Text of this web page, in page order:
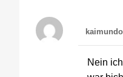
kaimundo
Nein